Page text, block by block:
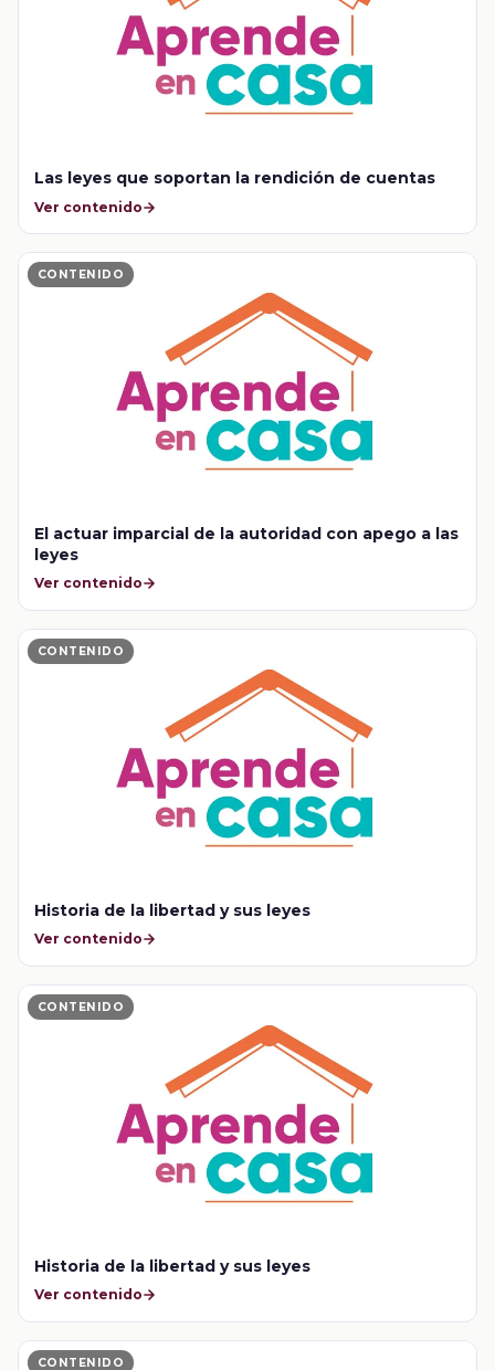
Las leyes que soportan la rendición de cuentas
Ver contenido
CONTENIDO
El actuar imparcial de la autoridad con apego a las
leyes
Ver contenido
CONTENIDO
Historia de la libertad y sus leyes
Ver contenido
CONTENIDO
Historia de la libertad y sus leyes
Ver contenido
CONTENIDO